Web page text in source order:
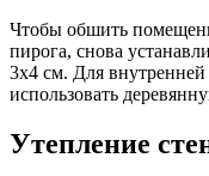
Чтобы обшить
пирога, снова
3х4 см. Для
использовать
Утепление